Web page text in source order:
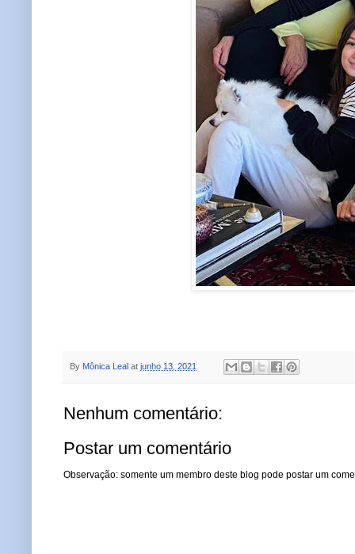
By Mônica Leal at junho 13, 2021
Nenhum comentário:
Postar um comentário
Observação: somente um membro deste blog pode postar um